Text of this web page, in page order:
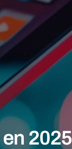
2025